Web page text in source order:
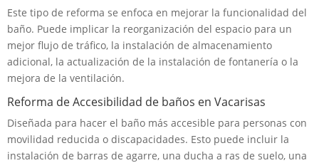
Este tipo de reforma se enfoca en mejorar la funcionalidad del
baño. Puede implicar la reorganización del espacio para un
mejor flujo de tráfico, la instalación de almacenamiento
adicional, la actualización de la instalación de fontanería o la
mejora de la ventilación.
Reforma de Accesibilidad de baños en Vacarisas
Diseñada para hacer el baño más accesible para personas con
movilidad reducida o discapacidades. Esto puede incluir la
instalación de barras de agarre, una ducha a ras de suelo, una